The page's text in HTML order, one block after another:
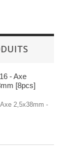
- Axe
[8pcs]
2,5x38mm -